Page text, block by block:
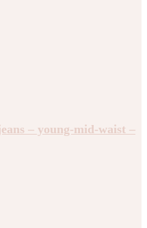
– young-mid-waist –